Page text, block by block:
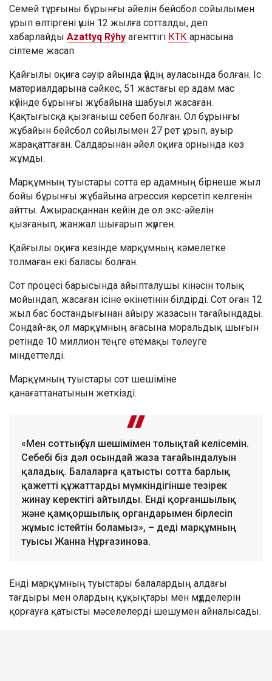
Семей тұрғыны бұрынғы әйелін бейсбол сойылымен
ұрып өлтіргені үшін 12 жылға сотталды, деп
хабарлайды Azattyq Rýhy агенттігі КТК арнасына
сілтеме жасап.
Қайғылы оқиға сәуір айында үйдің ауласында болған. Іс
материалдарына сәйкес, 51 жастағы ер адам мас
күйінде бұрынғы жұбайына шабуыл жасаған.
Қақтығысқа қызғаныш себеп болған. Ол бұрынғы
жұбайын бейсбол сойылымен 27 рет ұрып, ауыр
жарақаттаған. Салдарынан әйел оқиға орнында көз
жұмды.
Марқұмның туыстары сотта ер адамның бірнеше жыл
бойы бұрынғы жұбайына агрессия көрсетіп келгенін
айтты. Ажырасқаннан кейін де ол экс-әйелін
қызғанып, жанжал шығарып жүрген.
Қайғылы оқиға кезінде марқұмның кәмелетке
толмаған екі баласы болған.
Сот процесі барысында айыпталушы кінәсін толық
мойындап, жасаған ісіне өкінетінін білдірді. Сот оған 12
жыл бас бостандығынан айыру жазасын тағайындады.
Сондай-ақ ол марқұмның ағасына моральдық шығын
ретінде 10 миллион теңге өтемақы төлеуге
міндеттелді.
Марқұмның туыстары сот шешіміне
қанағаттанатынын жеткізді.
«Мен соттың бұл шешімімен толықтай келісемін.
Себебі біз дәл осындай жаза тағайындалуын
қаладық. Балаларға қатысты сотта барлық
қажетті құжаттарды мүмкіндігінше тезірек
жинау керектігі айтылды. Енді қорғаншылық
және қамқоршылық органдарымен бірлесіп
жұмыс істейтін боламыз», – деді марқұмның
туысы Жанна Нұрғазинова.
Енді марқұмның туыстары балалардың алдағы
тағдыры мен олардың құқықтары мен мүдделерін
қорғауға қатысты мәселелерді шешумен айналысады.